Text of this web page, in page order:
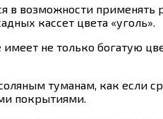
возможности применять
кассет цвета «уголь».
не только богатую
туманам, как если
покрытиями.